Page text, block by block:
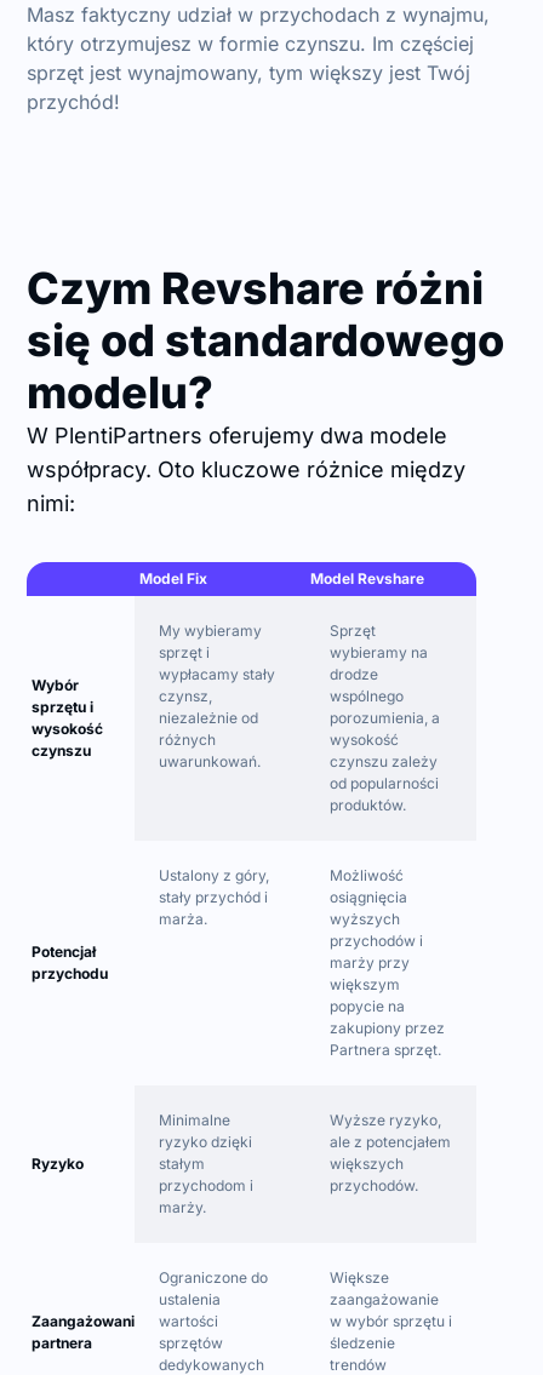
Masz faktyczny udział w przychodach z wynajmu,
który otrzymujesz w formie czynszu. Im częściej
sprzęt jest wynajmowany, tym większy jest Twój
przychód!
Czym Revshare różni
się od standardowego
modelu?
W PlentiPartners oferujemy dwa modele
współpracy. Oto kluczowe różnice między
nimi:
Model Fix Model Revshare
Wybór
sprzętu i
wysokość
czynszu
My wybieramy
sprzęt i
wypłacamy stały
czynsz,
niezależnie od
różnych
uwarunkowań.
Sprzęt
wybieramy na
drodze
wspólnego
porozumienia, a
wysokość
czynszu zależy
od popularności
produktów.
Potencjał
przychodu
Ustalony z góry,
stały przychód i
marża.
Możliwość
osiągnięcia
wyższych
przychodów i
marży przy
większym
popycie na
zakupiony przez
Partnera sprzęt.
Ryzyko
Minimalne
ryzyko dzięki
stałym
przychodom i
marży.
Wyższe ryzyko,
ale z potencjałem
większych
przychodów.
Zaangażowanie
partnera
Ograniczone do
ustalenia
wartości
sprzętów
dedykowanych
Większe
zaangażowanie
w wybór sprzętu i
śledzenie
trendów